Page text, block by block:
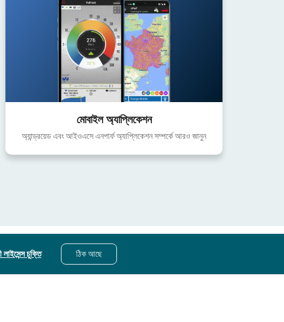
মোবাইল অ্যাপ্লিকেশন
অ্যান্ড্রয়েড এবং আইওএসে এনপার্ফ অ্যাপ্লিকেশন সম্পর্কে আরও জানুন
লাইসেন্স চুক্তি ঠিক আছে